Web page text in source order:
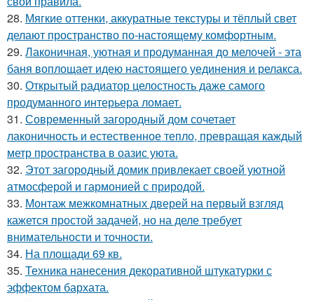
28. Мягкие оттенки, аккуратные текстуры и тёплый свет
делают пространство по-настоящему комфортным.
29. Лаконичная, уютная и продуманная до мелочей - эта
баня воплощает идею настоящего уединения и релакса.
30. Открытый радиатор целостность даже самого
продуманного интерьера ломает.
31. Современный загородный дом сочетает
лаконичность и естественное тепло, превращая каждый
метр пространства в оазис уюта.
32. Этот загородный домик привлекает своей уютной
атмосферой и гармонией с природой.
33. Монтаж межкомнатных дверей на первый взгляд
кажется простой задачей, но на деле требует
внимательности и точности.
34. На площади 69 кв.
35. Техника нанесения декоративной штукатурки с
эффектом бархата.